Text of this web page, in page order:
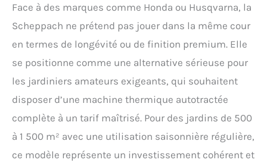
Face à des marques comme Honda ou Husqvarna, la
Scheppach ne prétend pas jouer dans la même cour
en termes de longévité ou de finition premium. Elle
se positionne comme une alternative sérieuse pour
les jardiniers amateurs exigeants, qui souhaitent
disposer d’une machine thermique autotractée
complète à un tarif maîtrisé. Pour des jardins de 500
à 1 500 m² avec une utilisation saisonnière régulière,
ce modèle représente un investissement cohérent et